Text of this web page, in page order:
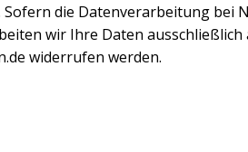
Sofern die Datenverarbeitung bei
wir Ihre Daten
widerrufen werden.